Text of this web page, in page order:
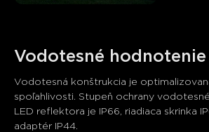
Vodotesné hodnotenie
Vodotesná konštrukcia je
spoľahlivosti. Stupeň ochrany
LED reflektora je IP66, riadiaca skrinka
adaptér IP44.